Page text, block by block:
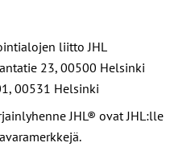
liitto JHL
23, 00500 Helsinki
00531 Helsinki
JHL® ovat JHL:lle